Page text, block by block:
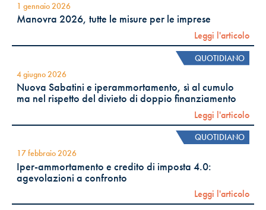
1 gennaio 2026
Manovra 2026, tutte le misure per le imprese
Leggi l'articolo
QUOTIDIANO
4 giugno 2026
Nuova Sabatini e iperammortamento, sì al cumulo
ma nel rispetto del divieto di doppio finanziamento
Leggi l'articolo
QUOTIDIANO
17 febbraio 2026
Iper-ammortamento e credito di imposta 4.0:
agevolazioni a confronto
Leggi l'articolo